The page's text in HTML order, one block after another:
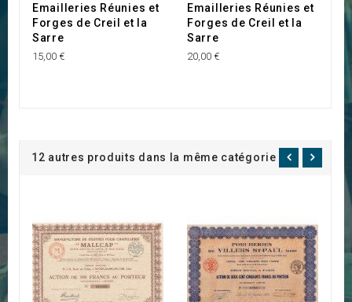
Emailleries Réunies et
Forges de Creil et la
Sarre
15,00 €
Emailleries Réunies et
Forges de Creil et la
Sarre
20,00 €
12 autres produits dans la même catégorie :